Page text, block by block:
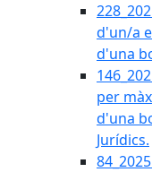
d'un/a
d'una
per
d'una
Jurídics.